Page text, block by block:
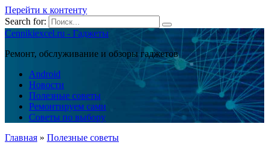
Перейти к контенту
Search for:
Cennikiexcel.ru - Гаджеты
Ремонт, обслуживание и обзоры гаджетов
Android
Новости
Полезные советы
Ремонтируем сами
Советы по выбору
Главная » Полезные советы